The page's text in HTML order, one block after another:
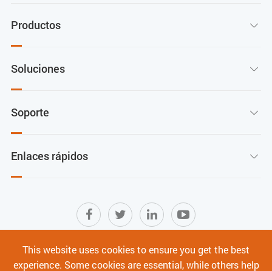
Productos 
Soluciones 
Soporte 
Enlaces rápidos 
Mapa del sitio | Términos de Uso
|
This website uses cookies to ensure you get the best
experience. Some cookies are essential, while others help